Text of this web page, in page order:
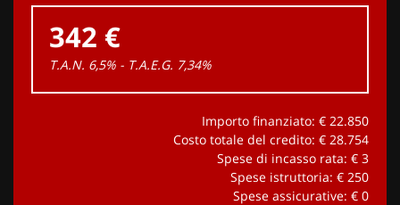
342 €
T.A.N. 6,5% - T.A.E.G. 7,34%
Importo finanziato: € 22.850
Costo totale del credito: € 28.754
Spese di incasso rata: € 3
Spese istruttoria: € 250
Spese assicurative: € 0